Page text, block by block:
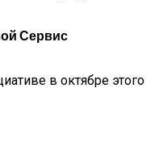
Сервис
в октябре этого